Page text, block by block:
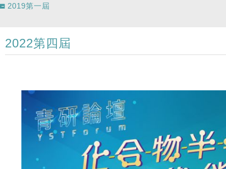
2019第一屆
2022第四屆